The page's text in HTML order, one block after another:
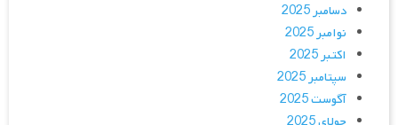
دسامبر 2025
نوامبر 2025
اکتبر 2025
سپتامبر 2025
آگوست 2025